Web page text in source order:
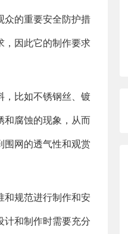
众的重要安全防护措
，因此它的制作要求
，比如不锈钢丝、镀
和腐蚀的现象，从而
围网的透气性和观赏
和规范进行制作和安
计和制作时需要充分